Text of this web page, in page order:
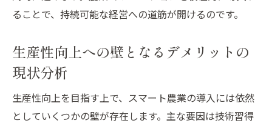
ることで、持続可能な経営への道筋が開けるのです。
生産性向上への壁となるデメリットの
現状分析
生産性向上を目指す上で、スマート農業の導入には依然
としていくつかの壁が存在します。主な要因は技術習得